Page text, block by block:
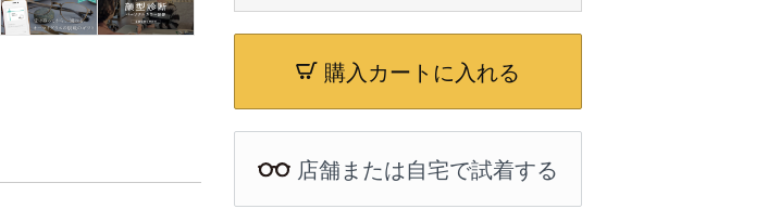
購入カートに入れる
店舗または自宅で試着する